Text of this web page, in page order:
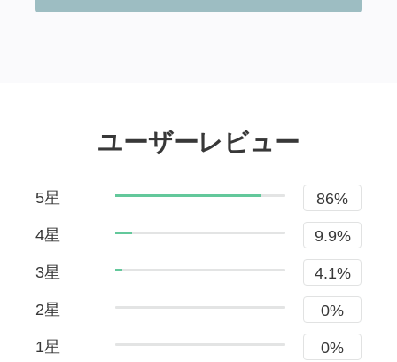
ユーザーレビュー
5星 86%
4星 9.9%
3星 4.1%
2星 0%
1星 0%